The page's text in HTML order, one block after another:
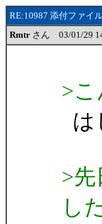
RE:10987 添付ファイ
Rmtr さん 03/01/29
>こ
は
>
し